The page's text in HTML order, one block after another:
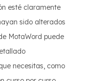
esté claramente
sido alterados
MotaWord puede
necesitas, como